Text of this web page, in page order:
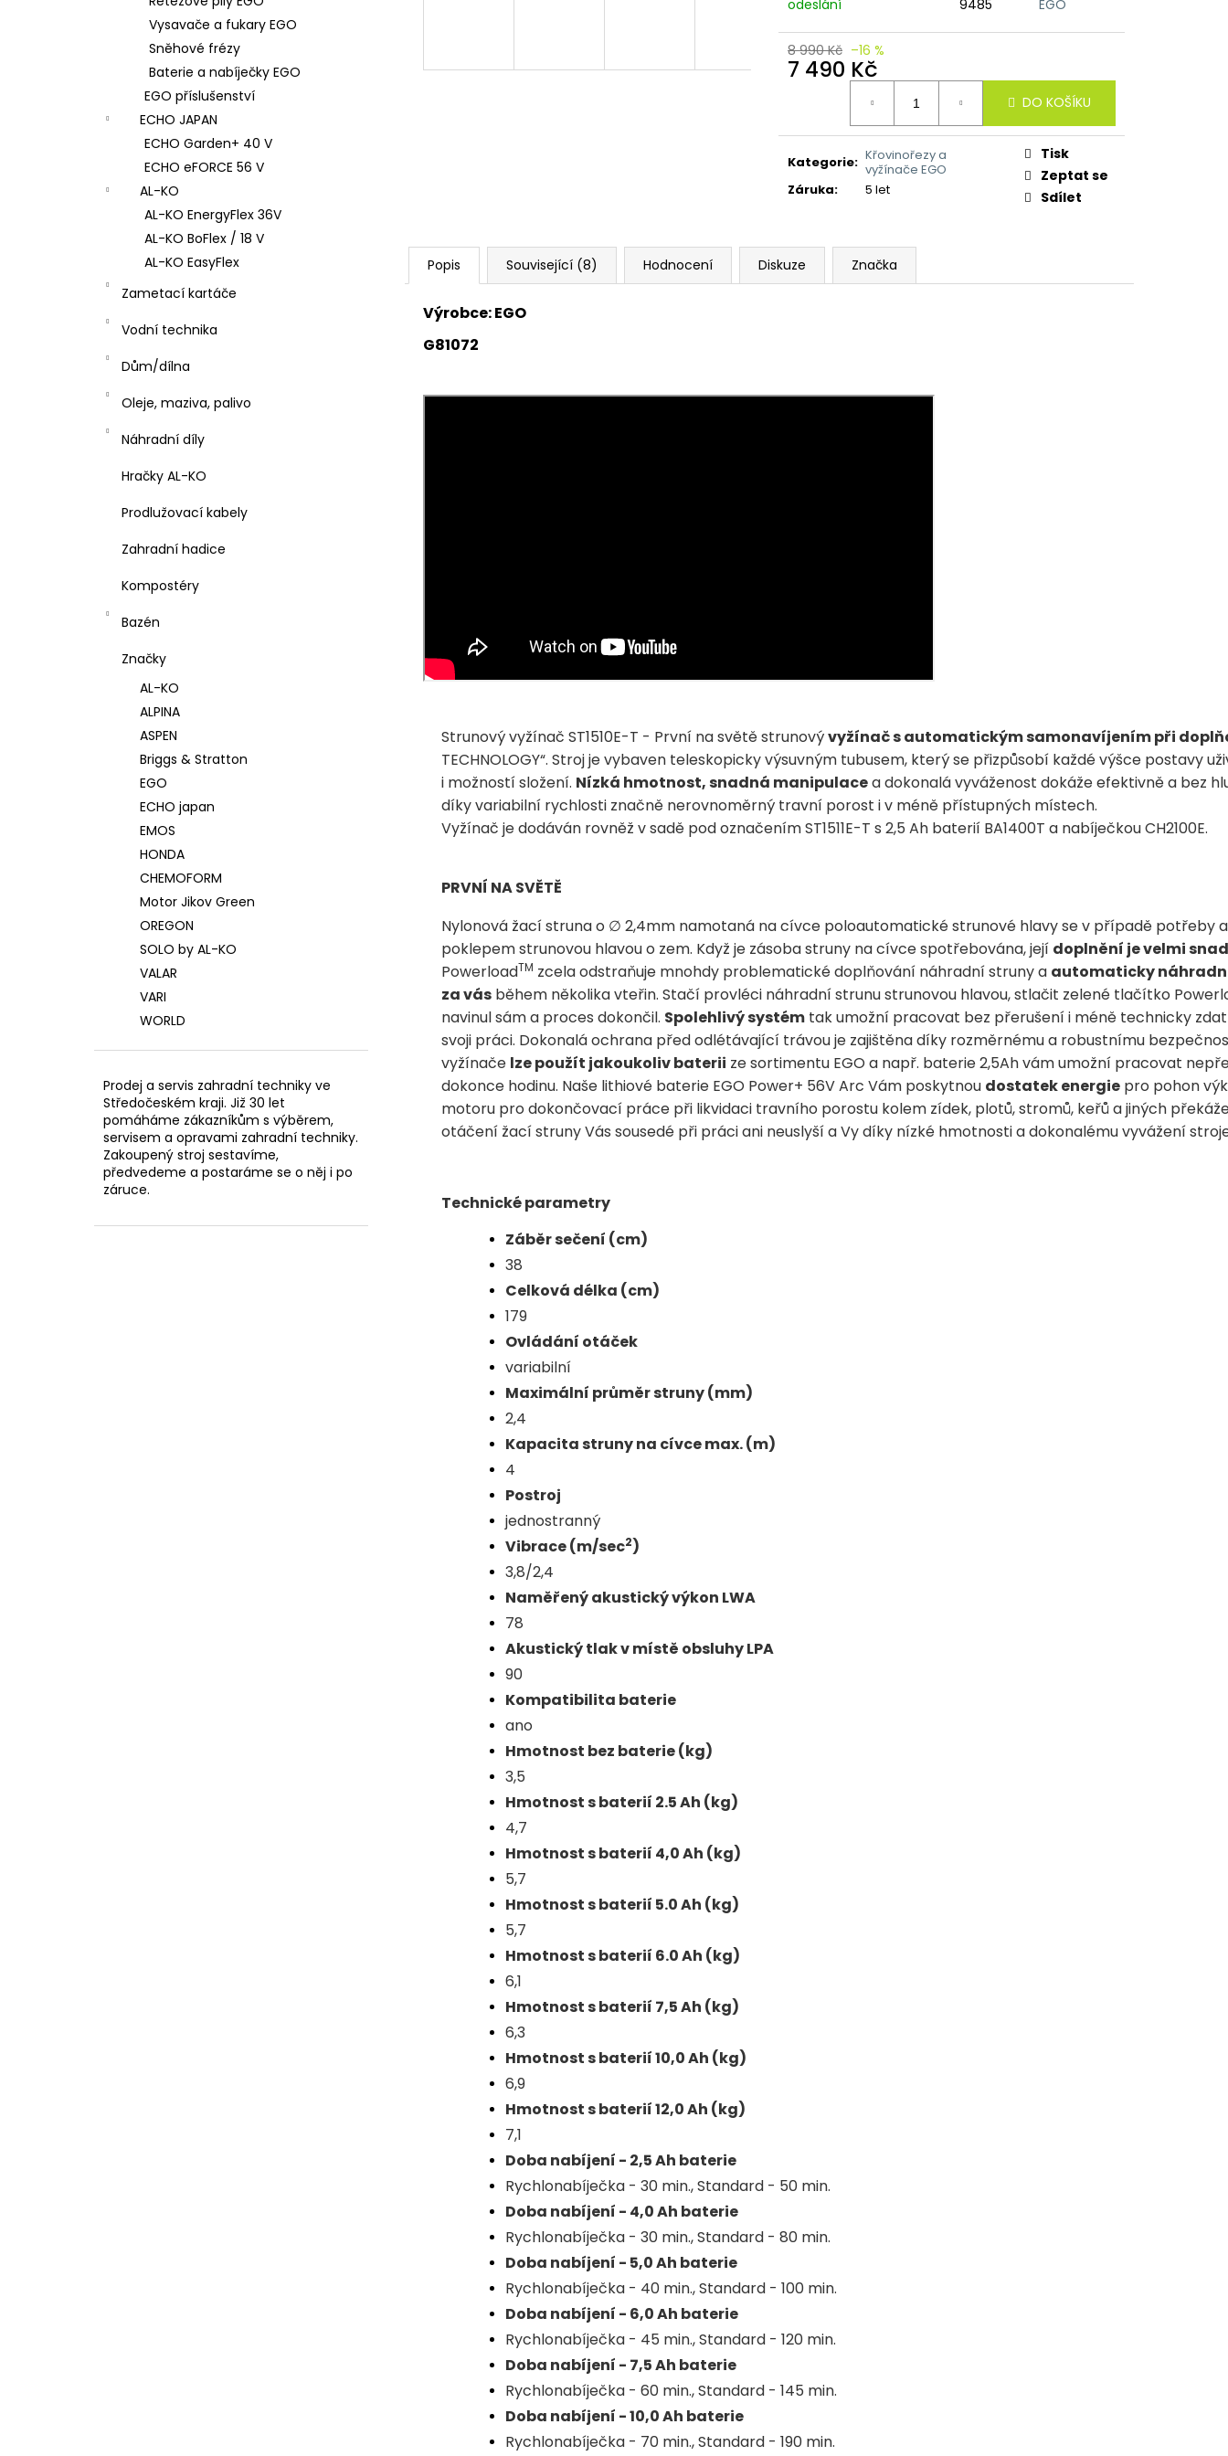
Vysavače a fukary EGO
Sněhové frézy
Baterie a nabíječky EGO
EGO příslušenství
ECHO JAPAN
ECHO Garden+ 40 V
ECHO eFORCE 56 V
AL-KO
AL-KO EnergyFlex 36V
AL-KO BoFlex / 18 V
AL-KO EasyFlex
Zametací kartáče
Vodní technika
Dům/dílna
Oleje, maziva, palivo
Náhradní díly
Hračky AL-KO
Prodlužovací kabely
Zahradní hadice
Kompostéry
Bazén
Značky
AL-KO
ALPINA
ASPEN
Briggs & Stratton
EGO
ECHO japan
EMOS
HONDA
CHEMOFORM
Motor Jikov Green
OREGON
SOLO by AL-KO
VALAR
VARI
WORLD
Prodej a servis zahradní techniky ve
Středočeském kraji. Již 30 let
pomáháme zákazníkům s výběrem,
servisem a opravami zahradní techniky.
Zakoupený stroj sestavíme,
předvedeme a postaráme se o něj i po
záruce.
odeslání
9485
EGO
8 990 Kč –16 %
7 490 Kč
DO KOŠÍKU
Kategorie: Křovinořezy a
vyžínače EGO
Záruka: 5 let
Tisk
Zeptat se
Sdílet
A
Popis Související (8) Hodnocení Diskuze Značka
Výrobce: EGO
G81072
Strunový vyžínač ST1510E-T - První na světě strunovývyžínač s automatickým samonavíjením při
TECHNOLOGY“. Stroj je vybaven teleskopicky výsuvným tubusem, který se přizpůsobí každé výšce postavy
i možností složení. Nízká hmotnost, snadná manipulacea dokonalá vyváženost dokáže efektivně a bez
díky variabilní rychlosti značně nerovnoměrný travní porost i v méně přístupných místech.
Vyžínač je dodáván rovněž v sadě pod označenímST1511E-T s 2,5 Ah baterií BA1400T a nabíječkou CH2100E.
PRVNÍ NA SVĚTĚ
Nylonová žací struna o ∅ 2,4mm namotaná na cívce poloautomatické strunové hlavy se v případě potřeby
poklepem strunovou hlavou o zem. Když je zásoba struny na cívce spotřebována, její doplnění je velmi
PowerloadTM zcela odstraňuje mnohdy problematické doplňování náhradní struny a automaticky
za vás během několika vteřin. Stačí provléci náhradní strunu strunovou hlavou, stlačit zelené tlačítko
navinul sám a proces dokončil. Spolehlivý systém tak umožní pracovat bez přerušení i méně technicky
svoji práci. Dokonalá ochrana před odlétávající trávou je zajištěna díky rozměrnému a robustnímu
vyžínače lze použít jakoukoliv baterii ze sortimentu EGO a např. baterie 2,5Ah vám umožní pracovat
dokonce hodinu. Naše lithiové baterie EGO Power+ 56V Arc Vám poskytnou dostatek energie pro pohon
motoru pro dokončovací práce při likvidaci travního porostu kolem zídek, plotů, stromů, keřů a jiných
otáčení žací struny Vás sousedé při práci ani neuslyší a Vy díky nízké hmotnosti a dokonalému vyvážení
Technické parametry
Záběr sečení (cm)
38
Celková délka (cm)
179
Ovládání otáček
variabilní
Maximální průměr struny (mm)
2,4
Kapacita struny na cívce max. (m)
4
Postroj
jednostranný
Vibrace (m/sec2)
3,8/2,4
Naměřený akustický výkon LWA
78
Akustický tlak v místě obsluhy LPA
90
Kompatibilita baterie
ano
Hmotnost bez baterie (kg)
3,5
Hmotnost s baterií 2.5 Ah (kg)
4,7
Hmotnost s baterií 4,0 Ah (kg)
5,7
Hmotnost s baterií 5.0 Ah (kg)
5,7
Hmotnost s baterií 6.0 Ah (kg)
6,1
Hmotnost s baterií 7,5 Ah (kg)
6,3
Hmotnost s baterií 10,0 Ah (kg)
6,9
Hmotnost s baterií 12,0 Ah (kg)
7,1
Doba nabíjení - 2,5 Ah baterie
Rychlonabíječka - 30 min., Standard - 50 min.
Doba nabíjení - 4,0 Ah baterie
Rychlonabíječka - 30 min., Standard - 80 min.
Doba nabíjení - 5,0 Ah baterie
Rychlonabíječka - 40 min., Standard - 100 min.
Doba nabíjení - 6,0 Ah baterie
Rychlonabíječka - 45 min., Standard - 120 min.
Doba nabíjení - 7,5 Ah baterie
Rychlonabíječka - 60 min., Standard - 145 min.
Doba nabíjení - 10,0 Ah baterie
Rychlonabíječka - 70 min., Standard - 190 min.